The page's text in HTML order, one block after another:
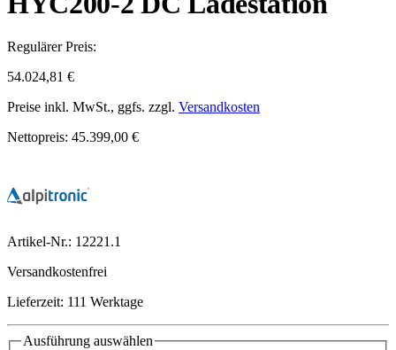
Regulärer Preis:
54.024,81 €
Preise inkl. MwSt., ggfs. zzgl. Versandkosten
Nettopreis: 45.399,00 €
Artikel-Nr.: 12221.1
Versandkostenfrei
Lieferzeit: 111 Werktage
Ausführung auswählen